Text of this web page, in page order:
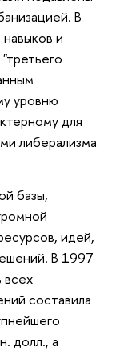
В
и
уровню
для
либерализма
базы,
идей,
В 1997
всех
составила
долл., а